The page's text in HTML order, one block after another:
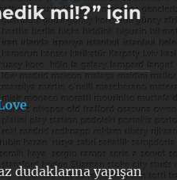
mi!?” için
dedi
ki:
dudaklarına yapışan